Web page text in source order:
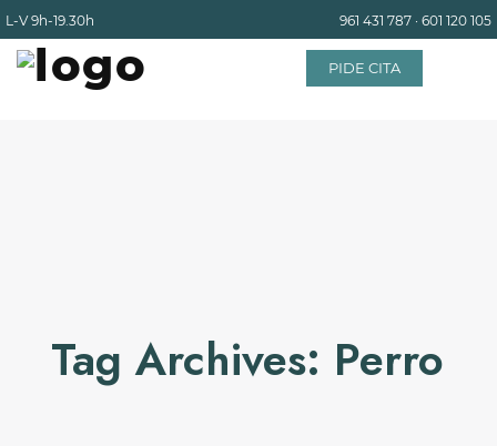
L-V9h-19.30h 961 431 787 · 601 120 105
PIDE CITA
INSTALACIONES
Tag Archives: Perro